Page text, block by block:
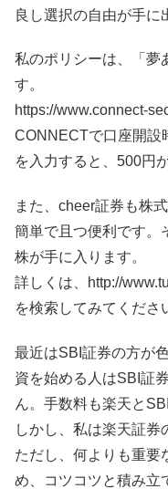
良し選択の自由が手に
私のポリシーは、「夢
す。
https://www.connect-
CONNECTで口座開設
を入力すると、500円
また、cheer証券も株
簡単で且つ便利です。
株が手に入ります。
詳しくは、http://
を検索してみてくださ
最近はSBI証券の方が
資を始める人はSBI証
ん。手数料も楽天と
しかし、私は楽天証券
ただし、何よりも重要
め、コツコツと積み立